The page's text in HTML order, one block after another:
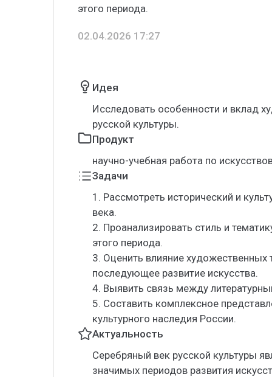
этого периода.
02.04.2026 17:27
Идея
Исследовать особенности и вклад
русской культуры.
Продукт
научно-учебная работа по
Задачи
1. Рассмотреть исторический и
века.
2. Проанализировать стиль и
этого периода.
3. Оценить влияние художественных
последующее развитие искусства.
4. Выявить связь между
5. Составить комплексное
культурного наследия России.
Актуальность
Серебряный век русской культуры
значимых периодов развития